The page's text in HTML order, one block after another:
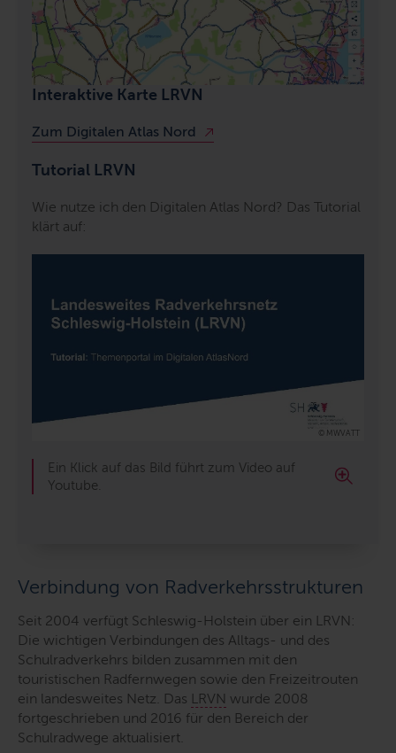
Interaktive Karte LRVN
Zum Digitalen Atlas Nord
Tutorial LRVN
Wie nutze ich den Digitalen Atlas Nord? Das Tutorial
klärt auf:
© MWVATT
Ein Klick auf das Bild führt zum Video auf
Youtube.
Verbindung von Radverkehrsstrukturen
Seit 2004 verfügt Schleswig-Holstein über ein LRVN:
Die wichtigen Verbindungen des Alltags- und des
Schulradverkehrs bilden zusammen mit den
touristischen Radfernwegen sowie den Freizeitrouten
ein landesweites Netz. Das LRVN wurde 2008
fortgeschrieben und 2016 für den Bereich der
Schulradwege aktualisiert.